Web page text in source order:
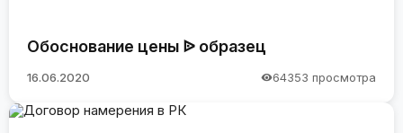
Обоснование цены ᐉ образец
16.06.2020 64353 просмотра